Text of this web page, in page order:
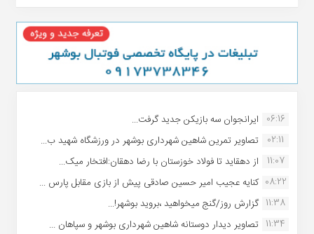
06:16 ایرانجوان سه بازیکن جدید گرفت...
02:11
تصاویر تمرین شاهین شهردارى بوشهر در ورزشگاه شهید ب...
11:07
از دهقاید تا فولاد خوزستان با رضا دهقان:افتخار میک...
08:22 کنایه عجیب امیر حسین صادقی پیش از بازی مقابل پارس ...
11:38 گزارش روز/گنج میخواهید ،بروید بوشهر!...
11:34 تصاویر دیدار دوستانه شاهین شهردارى بوشهر و سپاهان ...